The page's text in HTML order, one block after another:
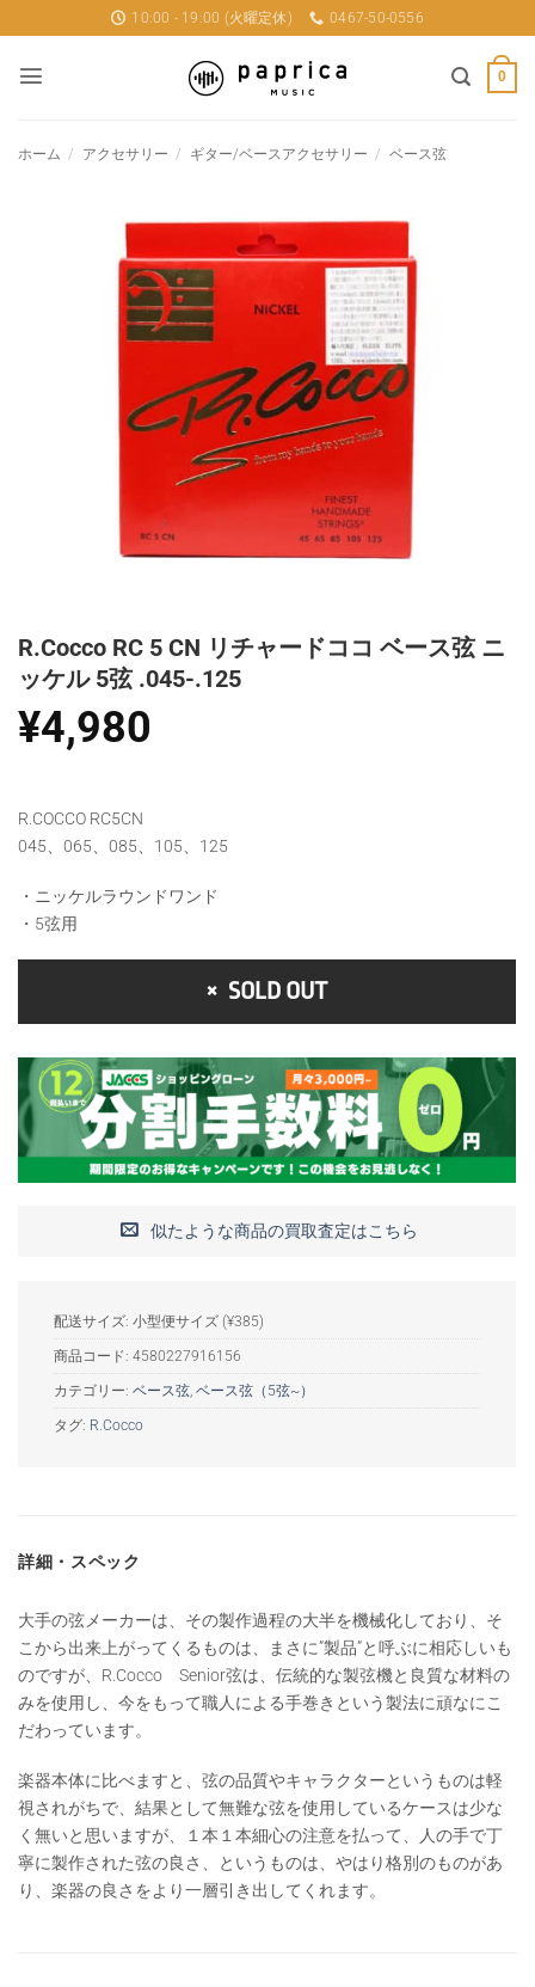
to
content
10:00 - 19:00 (火曜定休) 0467-50-0556
0
ホーム / アクセサリー / ギター/ベースアクセサリー / ベース弦
R.Cocco RC 5 CN リチャードココ ベース弦 ニ
ッケル 5弦 .045-.125
¥4,980
R.COCCO RC5CN
045、065、085、105、125
・ニッケルラウンドワンド
・5弦用
SOLD OUT
似たような商品の買取査定はこちら
配送サイズ: 小型便サイズ (¥385)
商品コード: 4580227916156
カテゴリー: ベース弦, ベース弦（5弦~）
タグ: R.Cocco
詳細・スペック
大手の弦メーカーは、その製作過程の大半を機械化しており、そ
こから出来上がってくるものは、まさに”製品”と呼ぶに相応しいも
のですが、R.Cocco Senior弦は、伝統的な製弦機と良質な材料の
みを使用し、今をもって職人による手巻きという製法に頑なにこ
だわっています。
楽器本体に比べますと、弦の品質やキャラクターというものは軽
視されがちで、結果として無難な弦を使用しているケースは少な
く無いと思いますが、１本１本細心の注意を払って、人の手で丁
寧に製作された弦の良さ、というものは、やはり格別のものがあ
り、楽器の良さをより一層引き出してくれます。